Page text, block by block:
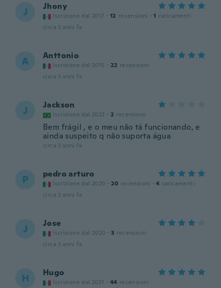
J Jhony
Iscrizione dal 2017 · 12 recensioni · 1 caricamenti
circa 3 anni fa
A Anttonio
Iscrizione dal 2015 · 22 recensioni
circa 3 anni fa
J Jackson
Iscrizione dal 2022 · 2 recensioni
Bem frágil , e o meu não tá funcionando, e
ainda suspeito q não suporta água
circa 3 anni fa
P pedro arturo
Iscrizione dal 2020 · 20 recensioni · 4 caricamenti
circa 3 anni fa
J Jose
Iscrizione dal 2020 · 3 recensioni
circa 3 anni fa
H Hugo
Iscrizione dal 2021 · 44 recensioni